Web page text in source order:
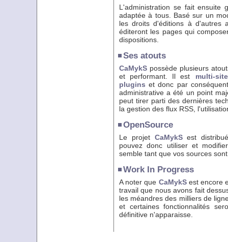
L'administration se fait ensuite
adaptée à tous. Basé sur un
les droits d'éditions à d'autres
éditeront les pages qui
dispositions.
Ses atouts
CaMykS possède plusieurs
et performant. Il est
multi-site
plugins et donc par
administrative a été un point
peut tirer parti des dernières
la gestion des flux RSS,
OpenSource
Le projet CaMykSest
pouvez donc utiliser et
semble tant que vos sources
Work In Progress
A noter que CaMykSest encore
travail que nous avons fait
les méandres des milliers de
et certaines fonctionnalités
définitive n'apparaisse.